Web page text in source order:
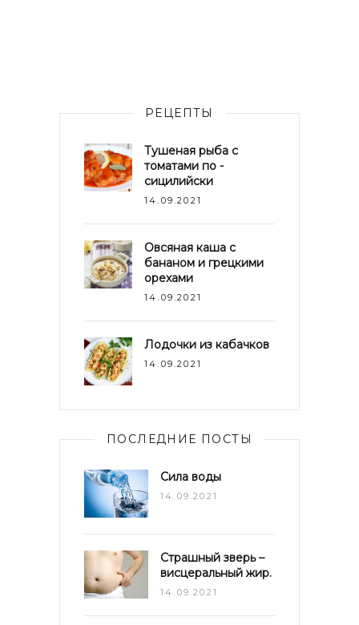
РЕЦЕПТЫ
Тушеная рыба с
томатами по -
сицилийски
14.09.2021
Овсяная каша с
бананом и грецкими
орехами
14.09.2021
Лодочки из кабачков
14.09.2021
ПОСЛЕДНИЕ ПОСТЫ
Сила воды
14.09.2021
Страшный зверь –
висцеральный жир.
14.09.2021